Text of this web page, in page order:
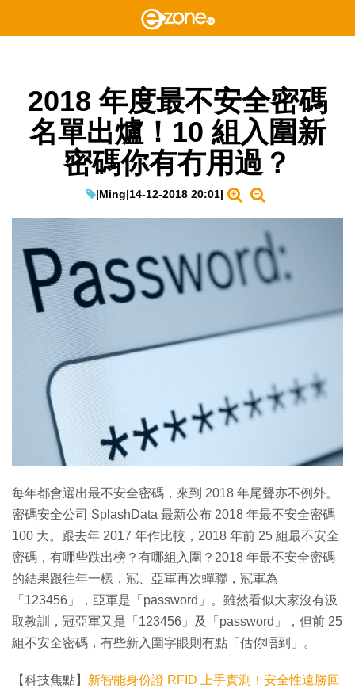
2018 年度最不安全密碼
名單出爐！10 組入圍新
密碼你有冇用過？
|Ming|14-12-2018 20:01|
每年都會選出最不安全密碼，來到 2018 年尾聲亦不例外。
密碼安全公司 SplashData 最新公布 2018 年最不安全密碼
100 大。跟去年 2017 年作比較，2018 年前 25 組最不安全
密碼，有哪些跌出榜？有哪組入圍？2018 年最不安全密碼
的結果跟往年一樣，冠、亞軍再次蟬聯，冠軍為
「123456」，亞軍是「password」。雖然看似大家沒有汲
取教訓，冠亞軍又是「123456」及「password」，但前 25
組不安全密碼，有些新入圍字眼則有點「估你唔到」。
【科技焦點】 新智能身份證 RFID 上手實測！安全性遠勝回